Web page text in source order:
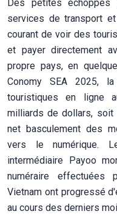
Des petites
services de transport
courant de voir des
et payer directement
propre pays, en
Conomy SEA 2025,
touristiques en ligne
milliards de dollars, soit
net basculement des
vers le numérique.
intermédiaire Payoo
numéraire effectuées
Vietnam ont progressé
au cours des derniers